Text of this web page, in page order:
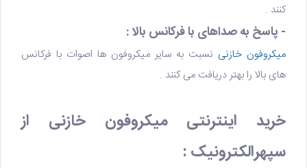
کنند .
- پاسخ به صداهای با فرکانس بالا :
میکروفون خازنی نسبت به سایر میکروفون ها اصوات با فرکانس
های بالا را بهتر دریافت می کنند .
خرید اینترنتی میکروفون خازنی از
سپهرالکترونیک :